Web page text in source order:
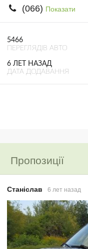
(066) Показати
5466
ПЕРЕГЛЯДІВ АВТО
6 ЛЕТ НАЗАД
ДАТА ДОДАВАННЯ
Пропозиції
Станіслав 6 лет назад